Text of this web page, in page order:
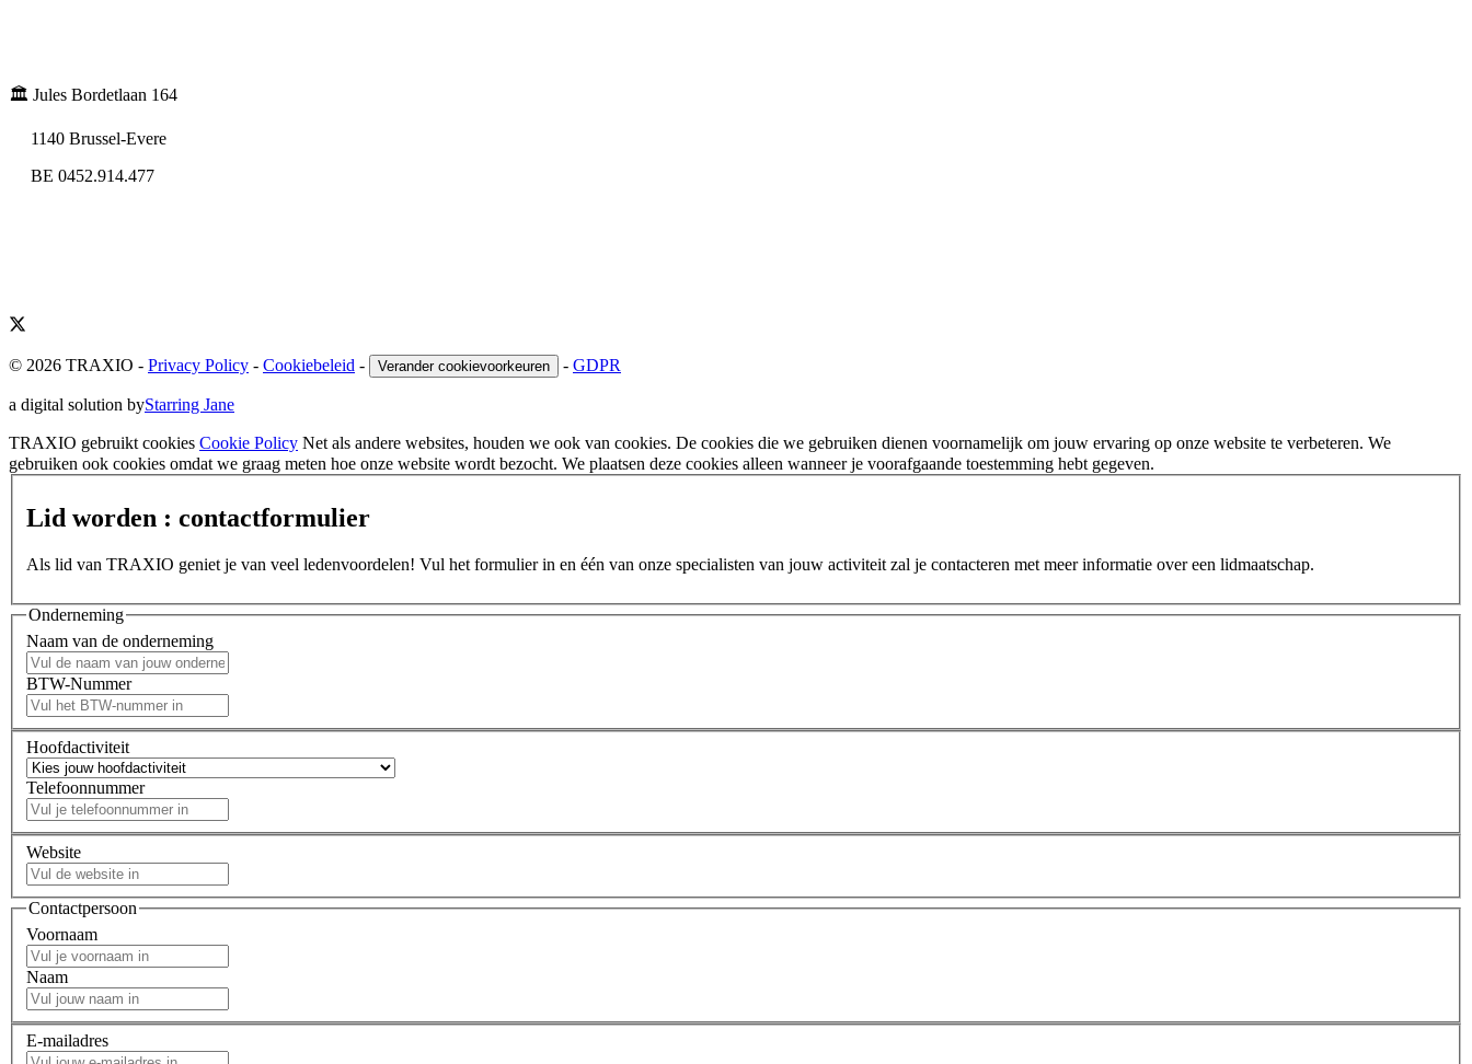
🏛️ Jules Bordetlaan 164
1140 Brussel-Evere
BE 0452.914.477
© 2026 TRAXIO - Privacy Policy - Cookiebeleid - Verander cookievoorkeuren - GDPR
a digital solution byStarring Jane
TRAXIO gebruikt cookies Cookie Policy Net als andere websites, houden we ook van cookies. De cookies die we gebruiken dienen voornamelijk om jouw ervaring op onze website te verbeteren. We
gebruiken ook cookies omdat we graag meten hoe onze website wordt bezocht. We plaatsen deze cookies alleen wanneer je voorafgaande toestemming hebt gegeven.
Lid worden : contactformulier
Als lid van TRAXIO geniet je van veel ledenvoordelen! Vul het formulier in en één van onze specialisten van jouw activiteit zal je contacteren met meer informatie over een lidmaatschap.
Onderneming
Naam van de onderneming
BTW-Nummer
Hoofdactiviteit
Telefoonnummer
Website
Contactpersoon
Voornaam
Naam
E-mailadres